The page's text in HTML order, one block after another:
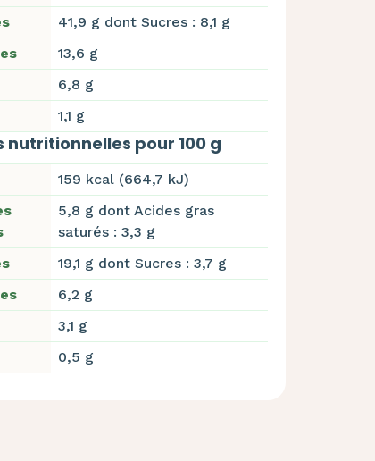
41,9 g dont Sucres : 8,1 g
13,6 g
6,8 g
1,1 g
nutritionnelles pour 100 g
159 kcal (664,7 kJ)
5,8 g dont Acides gras
saturés : 3,3 g
19,1 g dont Sucres : 3,7 g
6,2 g
3,1 g
0,5 g